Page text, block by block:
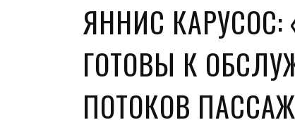
ЯННИС
ГОТОВЫ К
ПОТОКОВ